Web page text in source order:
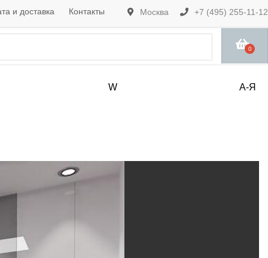
Москва +7 (495) 255-11-12
и доставка Контакты
0
W А-Я